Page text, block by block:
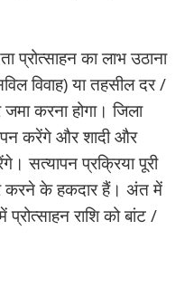
प्रोत्साहन का लाभ उठाना
विवाह) या तहसील दर /
करना होगा। जिला
करेंगे और शादी और
सत्यापन प्रक्रिया पूरी
करने के हकदार हैं। अंत में
राशि को बांट /